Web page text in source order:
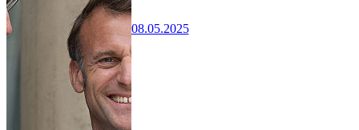
08.05.2025